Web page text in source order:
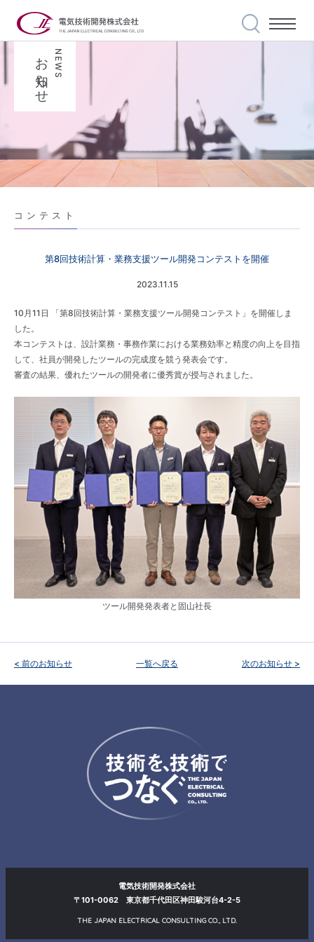
私たちの使命
安全・品質への
取り組み
事業案内
実績紹介
会社案内
企業情報
受賞歴・論文
お知らせ
お知らせ
ENGLISH
お問い合わせ
NEWS
お知らせ
コンテスト
第8回技術計算・業務支援ツール開発コンテストを開催
2023.11.15
10月11日 「第8回技術計算・業務支援ツール開発コンテスト」を開催しま
した。
本コンテストは、設計業務・事務作業における業務効率と精度の向上を目指
して、社員が開発したツールの完成度を競う発表会です。
審査の結果、優れたツールの開発者に優秀賞が授与されました。
ツール開発発表者と固山社長
< 前のお知らせ 次のお知らせ >
一覧へ戻る
電気技術開発株式会社
〒101-0062 東京都千代田区神田駿河台4-2-5
THE JAPAN ELECTRICAL CONSULTING CO., LTD.